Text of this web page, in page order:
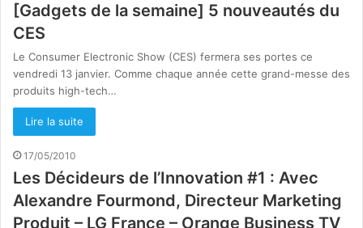
[Gadgets de la semaine] 5 nouveautés du
CES
Le Consumer Electronic Show (CES) fermera ses portes ce
vendredi 13 janvier. Comme chaque année cette grand-messe des
produits high-tech…
Lire la suite
17/05/2010
Les Décideurs de l’Innovation #1 : Avec
Alexandre Fourmond, Directeur Marketing
Produit – LG France – Orange Business TV